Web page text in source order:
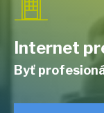
Internet
Byť